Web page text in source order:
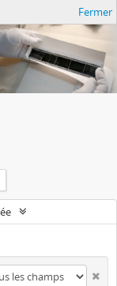
Fermer